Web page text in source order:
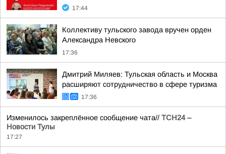
17:44
Коллективу тульского завода вручен орден
Александра Невского
17:36
Дмитрий Миляев: Тульская область и Москва
расширяют сотрудничество в сфере туризма
17:36
Изменилось закреплённое сообщение чата// ТСН24 –
Новости Тулы
17:27